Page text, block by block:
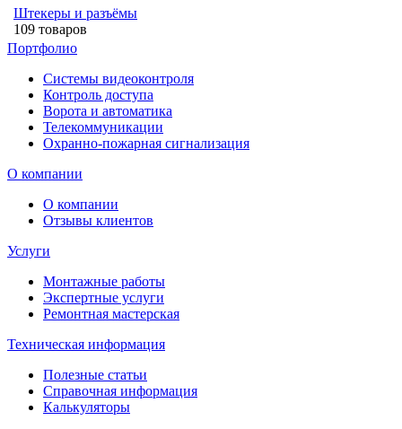
Штекеры и разъёмы
109 товаров
Портфолио
Системы видеоконтроля
Контроль доступа
Ворота и автоматика
Телекоммуникации
Охранно-пожарная сигнализация
О компании
О компании
Отзывы клиентов
Услуги
Монтажные работы
Экспертные услуги
Ремонтная мастерская
Техническая информация
Полезные статьи
Справочная информация
Калькуляторы